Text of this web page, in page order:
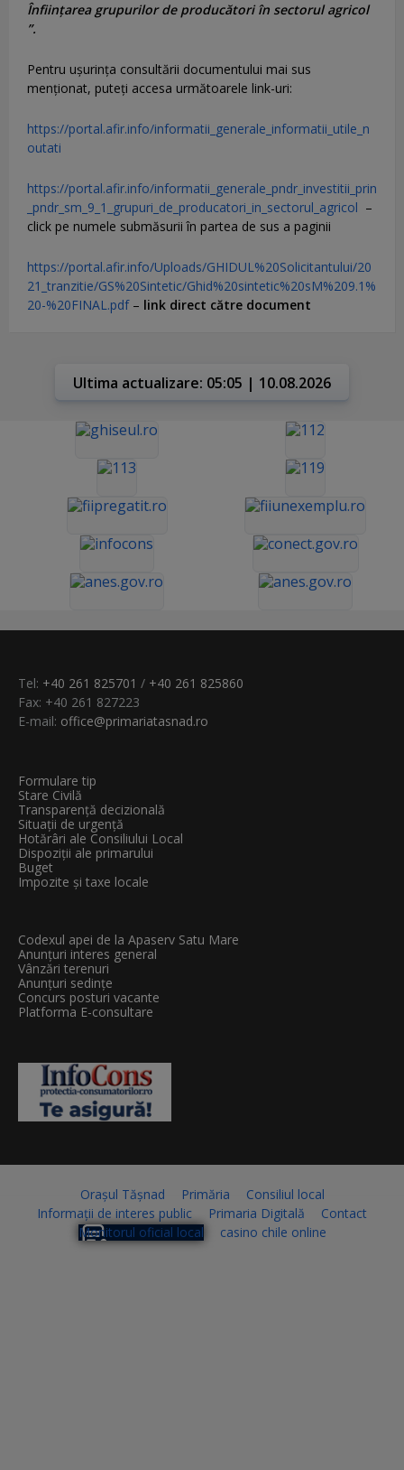
Înființarea grupurilor de producători în sectorul agricol
”.
Pentru uşurinţa consultării documentului mai sus
menţionat, puteţi accesa următoarele link-uri:
https://portal.afir.info/informatii_generale_informatii_utile_n
outati
https://portal.afir.info/informatii_generale_pndr_investitii_prin
_pndr_sm_9_1_grupuri_de_producatori_in_sectorul_agricol –
click pe numele submăsurii în partea de sus a paginii
https://portal.afir.info/Uploads/GHIDUL%20Solicitantului/20
21_tranzitie/GS%20Sintetic/Ghid%20sintetic%20sM%209.1%
20-%20FINAL.pdf– link direct către document
Ultima actualizare: 05:05 | 10.08.2026
Tel: +40 261 825701 / +40 261 825860
Fax: +40 261 827223
E-mail: office@primariatasnad.ro
Formulare tip
Stare Civilă
Transparenţă decizională
Situații de urgență
Hotărâri ale Consiliului Local
Dispoziții ale primarului
Buget
Impozite și taxe locale
Codexul apei de la Apaserv Satu Mare
Anunțuri interes general
Vânzări terenuri
Anunțuri sedințe
Concurs posturi vacante
Platforma E-consultare
Orașul Tășnad Primăria
Consiliul local
Informații de interes public
Primaria Digitală
Contact
Monitorul oficial local
casino chile online